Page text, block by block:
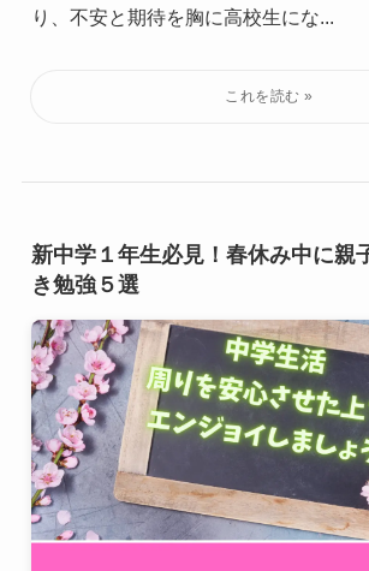
り、不安と期待を胸に高校生にな...
新中学１年生必見！春休み中に親
き勉強５選